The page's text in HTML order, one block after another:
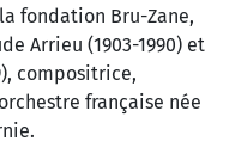
fondation Bru-Zane,
Arrieu (1903-1990) et
compositrice,
française née